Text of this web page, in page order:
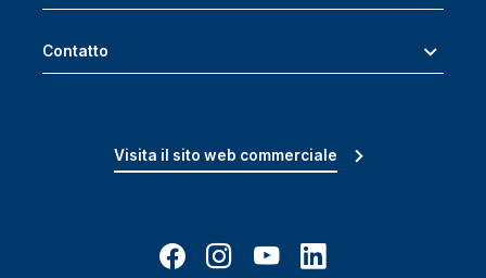
Contatto
Visita il sito web commerciale